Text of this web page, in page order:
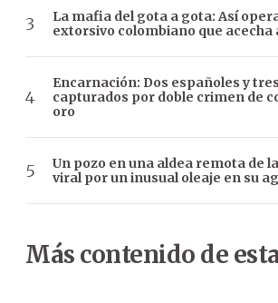
La mafia del gota a gota: Así
extorsivo colombiano que acecha
Encarnación: Dos españoles y
capturados por doble crimen de
oro
Un pozo en una aldea remota de
viral por un inusual oleaje en su
Más contenido de